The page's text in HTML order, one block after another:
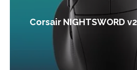
Corsair NIGHTSWORD